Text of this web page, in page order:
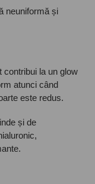
neuniformă și
contribui la un glow
atunci când
este redus.
și de